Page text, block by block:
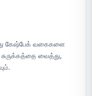
கேஷ்பேக் வகைகளை
சுருக்கத்தை வைத்து,